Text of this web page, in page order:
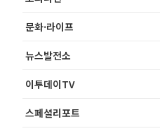
문화·라이프
뉴스발전소
이투데이TV
스페셜리포트